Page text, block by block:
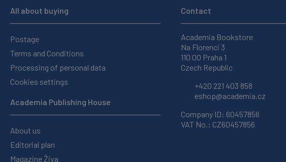
All about buying
Postage
Terms and Conditions
Processing of personal data
Cookies settings
Academia Publishing House
About us
Editorial plan
Magazine Živa
Contact
Academia Bookstore
Na Florenci 3
110 00 Praha 1
Czech Republic
+420 221 403 858
eshop@academia.cz
Company ID: 60457856
VAT No.: CZ60457856